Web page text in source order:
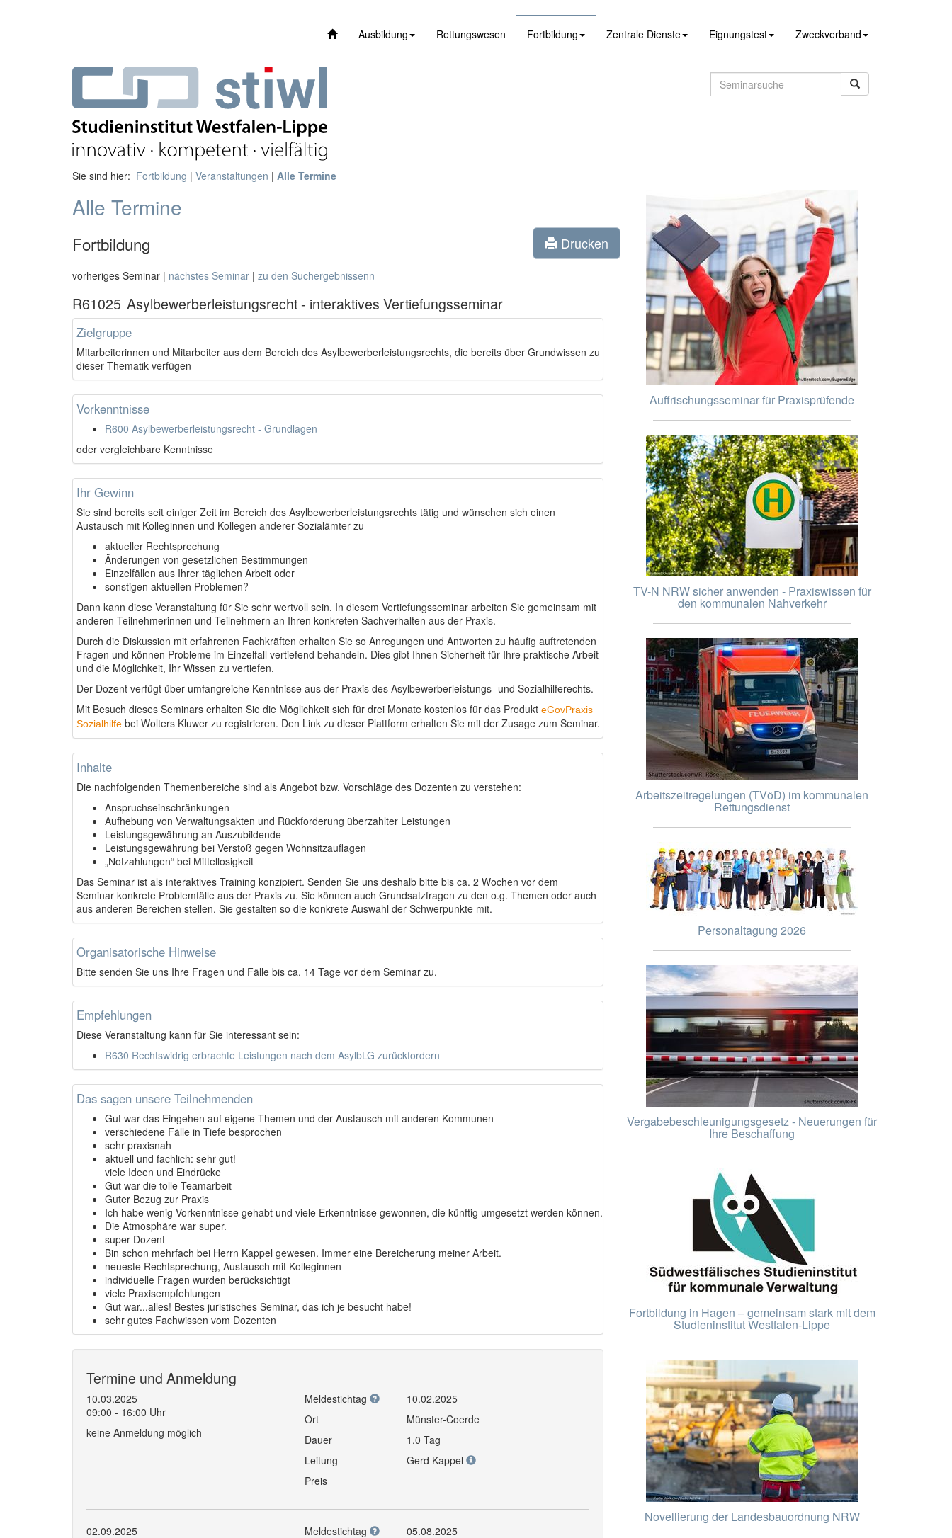
Ausbildung Rettungswesen Fortbildung Zentrale Dienste Eignungstest Zweckverband
Sie sind hier: Fortbildung | Veranstaltungen | Alle Termine
Alle Termine
Fortbildung Drucken
vorheriges Seminar | nächstes Seminar | zu den Suchergebnissenn
R61025 Asylbewerberleistungsrecht - interaktives Vertiefungsseminar
Zielgruppe
Mitarbeiterinnen und Mitarbeiter aus dem Bereich des Asylbewerberleistungsrechts, die bereits über Grundwissen zu
dieser Thematik verfügen
Vorkenntnisse
R600 Asylbewerberleistungsrecht - Grundlagen
oder vergleichbare Kenntnisse
Ihr Gewinn
Sie sind bereits seit einiger Zeit im Bereich des Asylbewerberleistungsrechts tätig und wünschen sich einen
Austausch mit Kolleginnen und Kollegen anderer Sozialämter zu
aktueller Rechtsprechung
Änderungen von gesetzlichen Bestimmungen
Einzelfällen aus Ihrer täglichen Arbeit oder
sonstigen aktuellen Problemen?
Dann kann diese Veranstaltung für Sie sehr wertvoll sein. In diesem Vertiefungsseminar arbeiten Sie gemeinsam mit
anderen Teilnehmerinnen und Teilnehmern an Ihren konkreten Sachverhalten aus der Praxis.
Durch die Diskussion mit erfahrenen Fachkräften erhalten Sie so Anregungen und Antworten zu häufig auftretenden
Fragen und können Probleme im Einzelfall vertiefend behandeln. Dies gibt Ihnen Sicherheit für Ihre praktische Arbeit
und die Möglichkeit, Ihr Wissen zu vertiefen.
Der Dozent verfügt über umfangreiche Kenntnisse aus der Praxis des Asylbewerberleistungs- und Sozialhilferechts.
Mit Besuch dieses Seminars erhalten Sie die Möglichkeit sich für drei Monate kostenlos für das Produkt eGovPraxis
Sozialhilfe bei Wolters Kluwer zu registrieren. Den Link zu dieser Plattform erhalten Sie mit der Zusage zum Seminar.
Inhalte
Die nachfolgenden Themenbereiche sind als Angebot bzw. Vorschläge des Dozenten zu verstehen:
Anspruchseinschränkungen
Aufhebung von Verwaltungsakten und Rückforderung überzahlter Leistungen
Leistungsgewährung an Auszubildende
Leistungsgewährung bei Verstoß gegen Wohnsitzauflagen
„Notzahlungen“ bei Mittellosigkeit
Das Seminar ist als interaktives Training konzipiert. Senden Sie uns deshalb bitte bis ca. 2 Wochen vor dem
Seminar konkrete Problemfälle aus der Praxis zu. Sie können auch Grundsatzfragen zu den o.g. Themen oder auch
aus anderen Bereichen stellen. Sie gestalten so die konkrete Auswahl der Schwerpunkte mit.
Organisatorische Hinweise
Bitte senden Sie uns Ihre Fragen und Fälle bis ca. 14 Tage vor dem Seminar zu.
Empfehlungen
Diese Veranstaltung kann für Sie interessant sein:
R630 Rechtswidrig erbrachte Leistungen nach dem AsylbLG zurückfordern
Das sagen unsere Teilnehmenden
Gut war das Eingehen auf eigene Themen und der Austausch mit anderen Kommunen
verschiedene Fälle in Tiefe besprochen
sehr praxisnah
aktuell und fachlich: sehr gut!
viele Ideen und Eindrücke
Gut war die tolle Teamarbeit
Guter Bezug zur Praxis
Ich habe wenig Vorkenntnisse gehabt und viele Erkenntnisse gewonnen, die künftig umgesetzt werden können.
Die Atmosphäre war super.
super Dozent
Bin schon mehrfach bei Herrn Kappel gewesen. Immer eine Bereicherung meiner Arbeit.
neueste Rechtsprechung, Austausch mit Kolleginnen
individuelle Fragen wurden berücksichtigt
viele Praxisempfehlungen
Gut war...alles! Bestes juristisches Seminar, das ich je besucht habe!
sehr gutes Fachwissen vom Dozenten
Termine und Anmeldung
10.03.2025
09:00 - 16:00 Uhr
keine Anmeldung möglich
Meldestichtag
10.02.2025
Ort
Münster-Coerde
Dauer
1,0 Tag
Leitung
Gerd Kappel
Preis
02.09.2025
Meldestichtag
05.08.2025
Auffrischungsseminar für Praxisprüfende
TV-N NRW sicher anwenden - Praxiswissen für
den kommunalen Nahverkehr
Arbeitszeitregelungen (TVöD) im kommunalen
Rettungsdienst
Personaltagung 2026
Vergabebeschleunigungsgesetz - Neuerungen für
Ihre Beschaffung
Fortbildung in Hagen – gemeinsam stark mit dem
Studieninstitut Westfalen-Lippe
Novellierung der Landesbauordnung NRW